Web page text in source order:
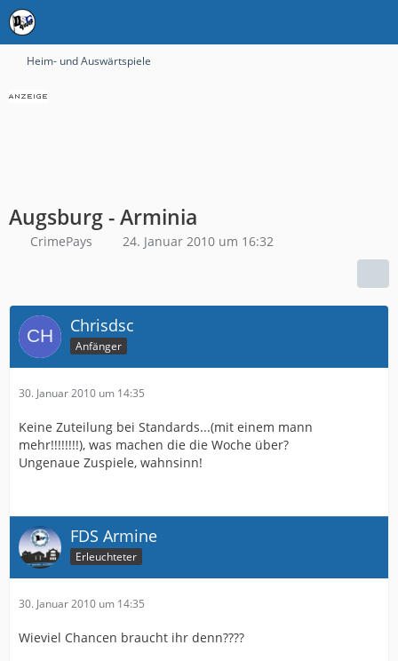
Heim- und Auswärtspiele
Augsburg - Arminia
CrimePays 24. Januar 2010 um 16:32
Chrisdsc
Anfänger
30. Januar 2010 um 14:35
Keine Zuteilung bei Standards...(mit einem mann
mehr!!!!!!!!), was machen die die Woche über?
Ungenaue Zuspiele, wahnsinn!
FDS Armine
Erleuchteter
30. Januar 2010 um 14:35
Wieviel Chancen braucht ihr denn????